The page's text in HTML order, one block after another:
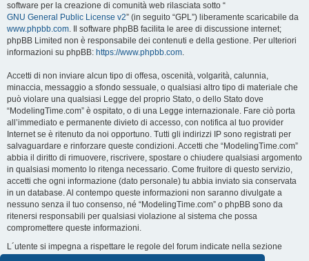
software per la creazione di comunità web rilasciata sotto “
GNU General Public License v2” (in seguito “GPL”) liberamente scaricabile da
www.phpbb.com. Il software phpBB facilita le aree di discussione internet;
phpBB Limited non è responsabile dei contenuti e della gestione. Per ulteriori
informazioni su phpBB: https://www.phpbb.com.
Accetti di non inviare alcun tipo di offesa, oscenità, volgarità, calunnia,
minaccia, messaggio a sfondo sessuale, o qualsiasi altro tipo di materiale che
può violare una qualsiasi Legge del proprio Stato, o dello Stato dove
“ModelingTime.com” è ospitato, o di una Legge internazionale. Fare ciò porta
all’immediato e permanente divieto di accesso, con notifica al tuo provider
Internet se è ritenuto da noi opportuno. Tutti gli indirizzi IP sono registrati per
salvaguardare e rinforzare queste condizioni. Accetti che “ModelingTime.com”
abbia il diritto di rimuovere, riscrivere, spostare o chiudere qualsiasi argomento
in qualsiasi momento lo ritenga necessario. Come fruitore di questo servizio,
accetti che ogni informazione (dato personale) tu abbia inviato sia conservata
in un database. Al contempo queste informazioni non saranno divulgate a
nessuno senza il tuo consenso, né “ModelingTime.com” o phpBB sono da
ritenersi responsabili per qualsiasi violazione al sistema che possa
compromettere queste informazioni.
L´utente si impegna a rispettare le regole del forum indicate nella sezione